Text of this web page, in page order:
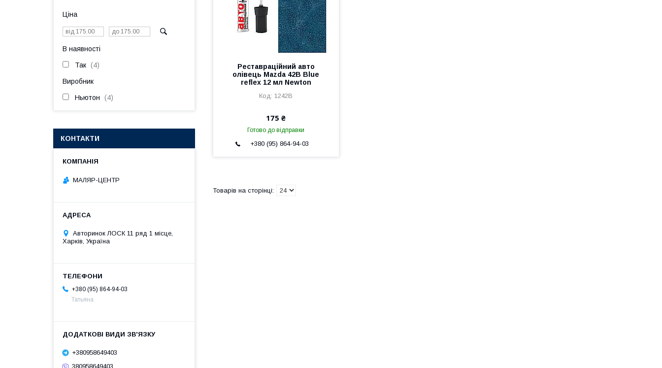
Реставраційний авто
олівець Mazda 42В Blue
reflex 12 мл Newton
1242B
175 ₴
Готово до відправки
+380 (95) 864-94-03
Ціна
В наявності
Так 4
Виробник
Ньютон 4
КОНТАКТИ
МАЛЯР-ЦЕНТР
Авторинок ЛОСК 11 ряд 1 місце,
Харків, Україна
+380 (95) 864-94-03
Татьяна
+380958649403
380958649403